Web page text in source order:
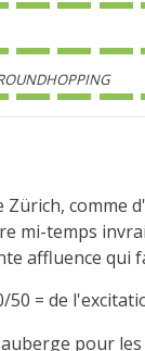
Zürich, comme
mi-temps
affluence qui
50 = de
pour